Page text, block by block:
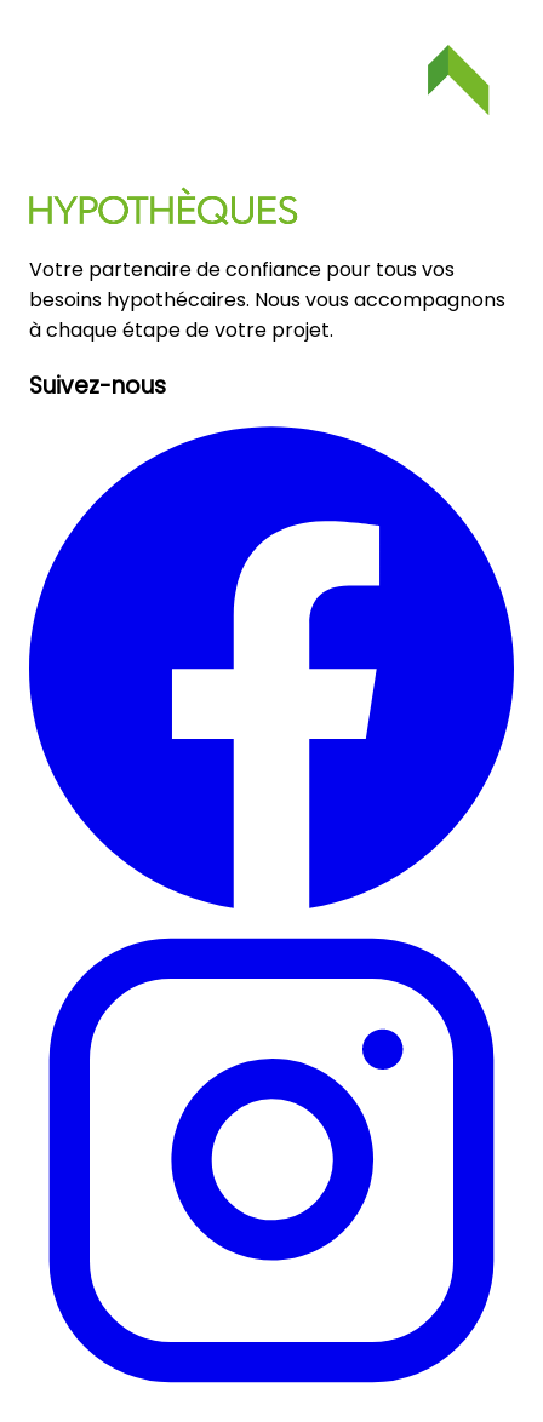
Votre partenaire de confiance pour tous vos
besoins hypothécaires. Nous vous accompagnons
à chaque étape de votre projet.
Suivez-nous